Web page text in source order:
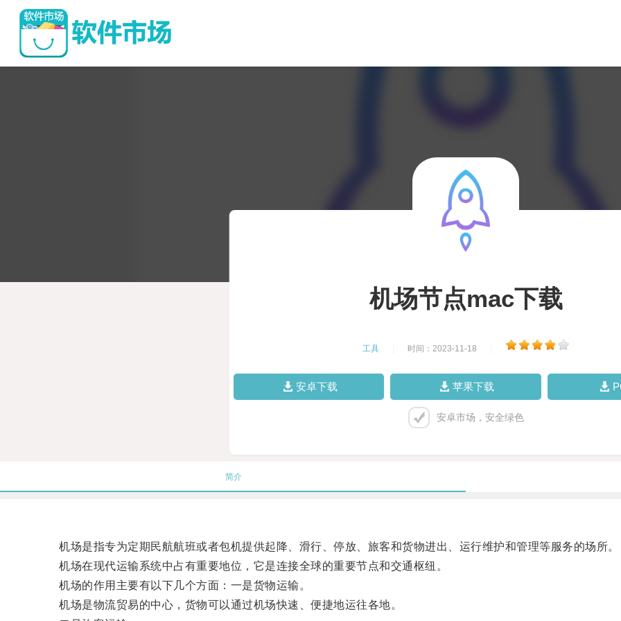
机场节点mac下载
工具 时间：2023-11-18
安卓下载 苹果下载
安卓市场，安全绿色
简介
机场是指专为定期民航航班或者包机提供起降、滑行、停放、旅客和货物进出、运行维护和管理等服务的场所。
机场在现代运输系统中占有重要地位，它是连接全球的重要节点和交通枢纽。
机场的作用主要有以下几个方面：一是货物运输。
机场是物流贸易的中心，货物可以通过机场快速、便捷地运往各地。